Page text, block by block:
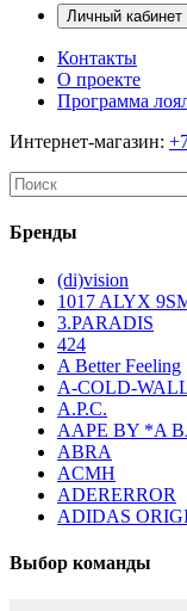
Личный кабинет
Контакты
О проекте
Программа
Интернет-магазин:
Бренды
(di)vision
1017 ALYX
3.PARADIS
424
A Better Feeling
A-COLD-
A.P.C.
AAPE BY *A
ABRA
ACMH
ADERERROR
ADIDAS
Выбор команды